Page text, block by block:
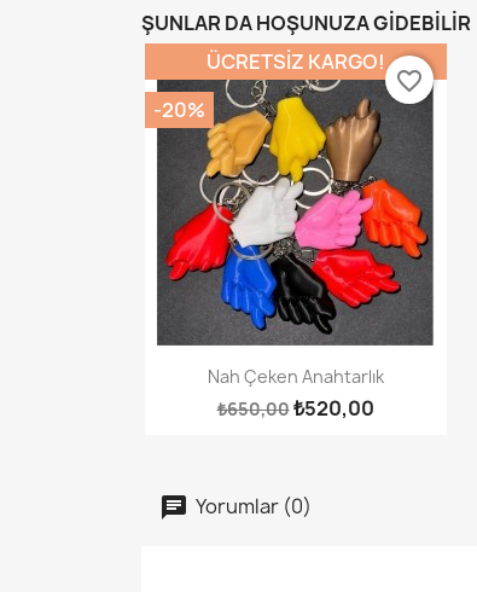
ŞUNLAR DA HOŞUNUZA GIDEBILIR
Hızlı Görünüm
Nah Çeken Anahtarlık
₺650,00₺520,00
ÜCRETSIZ KARGO!
-20%
favorite_border
Yorumlar (0)